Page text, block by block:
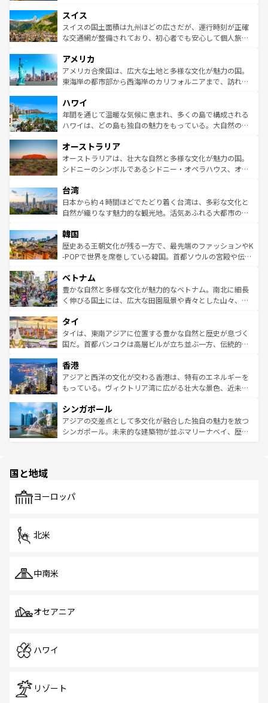
れる地方に足を運ぶとそれぞれで全く異なる文化を体験で
きるだろう。 なお、新着のフランス情報はコンテンツ一覧
を参照してほしい。
は、お酒好きな人にはぜひ体験してほしい。 なお、新着の
ドイツ情報はコンテンツ一覧を参照してほしい。
リアごとに異なる魅力がある。また、優雅なアフタヌーン
ティー、ビール好きにはたまらない英国パブ、サッカー観
戦など、本場だからこそできる体験も豊富。イギリスを旅
ンツ一覧を参照してほしい。
スイス
スイスの国土面積は九州ほどの広さだが、運行時刻が正確
な交通網が整備されており、初心者でも安心して個人旅行
の建物がそのまま残る町や、スイスならではのユニークな
博物館もあり、アルプス観光だけでなく町歩きも満喫する
ことができる。国民の所得が高いため物価も高いが、旅行
ば市内交通費無料で観光を楽しむこともできる。 なお、新
着のスイス情報はコンテンツ一覧 を参照してほしい。
アメリカ
アメリカ合衆国は、広大な土地と多様な文化が魅力の国。
東海岸の都市部から西海岸のカリフォルニアまで、訪れる
のような巨大都市は、観光、ショッピング、エンターテイ
ンメントが詰まった刺激的なスポットだ。一方、アメリカ
西部には大自然が広がり、グランドキャニオンやイエロー
部のニューオーリンズでは、音楽と美食が融合した独特の
文化が魅力。旅行者はアメリカの各地域で異なる魅力を楽
しみながら、その多様性と豊かな歴史を感じることができ
ならではの贅沢な旅のスタイルだ。 なお、新着のアメリカ
情報はコンテンツ一覧を参照してほしい。
ハワイ
年間を通じて温暖な気候に恵まれ、多くの島で構成される
ハワイは、どの島も独自の魅力をもっている。大自然の神
ワイ島は見逃せない。また、定番の観光地といえばオアフ
島だが、静かな自然を求めるならマウイ島やカウアイ島が
おすすめ。エメラルドグリーンに輝く海をはじめ、豊かな
れるおもてなしの心で訪れる人々を迎えてくれるハワイの
人々、おいしいローカルフードやハワイアンミュージッ
ク、伝統的なフラダンスなど、すべてがハワイの魅力を彩
ワイを、存分に味わってほしい。 なお、新着のハワイ情報
はコンテンツ一覧を参照してほしい。
オーストラリア
オーストラリアは、壮大な自然と多様な文化が魅力の国。
シドニーのシンボルであるシドニー・オペラハウス、オー
リアリーフや大陸中央部にそびえるウルル（エアーズロッ
ク）、タスマニアの美しい原生林やケアンズの熱帯雨林な
ど、見どころがたくさん。また、カフェやワイン、オージ
いる。アクティビティも充実しており、サーフィンやダイ
ビング、ハイキングなど、アウトドア好きにはたまらな
い。オーストラリアの多彩な魅力を存分に味わいつくそ
参照してほしい。
台湾
日本から約４時間ほどでたどり着く台湾は、多彩な文化と
自然が織りなす魅力的な観光地。活気あふれる大都市の台
ン）、静ひつな山岳地帯である台湾東部など、都市の喧騒
と山間の静けさが共存しており、訪れる人に新しい発見と
驚きをもたらしてくれる。また、奥深い台湾の食文化も魅
容にもいいと評判のスイーツなど、バラエティ豊かな料理
が味わえる。 なお、新着の台湾情報は コンテンツ一覧を参
照してほしい。
韓国
歴史ある王朝文化が残る一方で、最先端のファッションやK
-POPで世界を席巻している韓国。首都ソウルの宮殿や伝統
き、地方に足を延ばせば四季折々の自然美を楽しむことが
できる。そして、キムチや焼肉、絶品のストリートフード
まで、さまざまな韓国料理が待っている。夜には、韓国な
リティに包まれながら、韓国の多彩な魅力を心ゆくまで味
わってみてほしい。 なお、新着の韓国情報はコンテンツ一
覧を参照してほしい。
ベトナム
豊かな自然と多様な文化が魅力的なベトナム。南北に細長
く伸びる国土には、広大な田園風景や青々とした山々、世
急速な発展と共に伝統が息づく。ハノイの古い町並みやホ
ーチミン市のフランス統治時代の建物も、独特の雰囲気を
醸し出している。また、バラエティの豊かさとおいしさで
とつ。フォーやバインミー、ベトナムコーヒーなどは、ぜ
ひ現地で味わいたい。どの地域を訪れてもあたたかい人々
が旅行者を迎えてくれるので、きっと忘れられない旅にな
参照してほしい。
タイ
タイは、東南アジアに位置する豊かな自然と歴史が息づく
国だ。首都バンコクは高層ビルが立ち並ぶ一方、伝統的な
の活気が交差している。北部ではチェンマイなどの山岳地
帯で自然と触れ合い、南部ではプーケットやクラビの美し
いビーチでリゾート気分を楽しむことができる。タイ料理
激する。気候は一年中温暖で、どの季節にも異なる楽しみ
が待っている。親しみやすいタイの人々、仏教を中心とし
た文化、そして多様な観光資源が、訪れる旅人を魅了し続
香港
アジアと西洋の文化が交わる香港は、特有のエネルギーを
もっている。ヴィクトリア湾に広がる壮大な景色、近未来
み、どこを訪れても感動するはず。観光スポットが密集し
ており、効率よく見どころを回れるのも魅力。息をのむよ
うな絶景から文化的な体験まで、香港を存分に楽しみ尽く
シンガポール
アジアの交差点として多文化が融合した独自の魅力を放つ
シンガポール。未来的な建築物が並ぶマリーナベイ、歴史
で、ホーカーズは地元の風情を楽しめる外せないスポット
国と地域
ヨーロッパ
北米
中南米
オセアニア
ハワイ
リゾート